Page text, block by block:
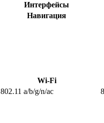
Интерфейсы
Навигация
Wi-Fi
802.11 a/b/g/n/ac